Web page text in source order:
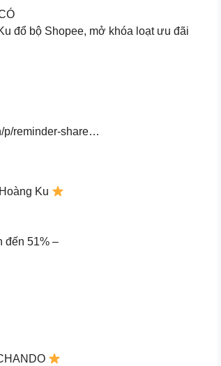
đổ bộ Shopee, mở khóa loạt ưu đãi
p/reminder-share…
Ku
đến 51% –